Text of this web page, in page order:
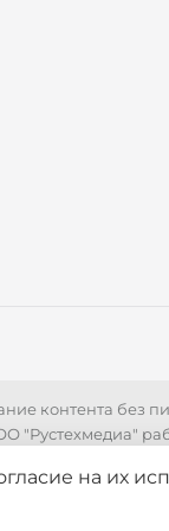
контента без
кодекса
на их